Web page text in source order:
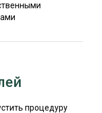
процедуру